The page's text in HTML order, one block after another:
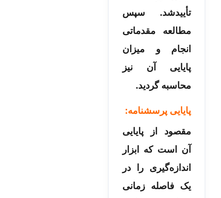
تأییدشد. سپس
مطالعه مقدماتی
انجام و میزان
پایایی آن نیز
محاسبه گردید.
پایایی پرسشنامه:
مقصود از پایایی
آن است که ابزار
اندازه‌گیری را در
یک فاصله زمانی